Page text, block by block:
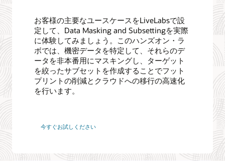
お客様の主要なユースケースをLiveLabsで設
定して、Data Masking and Subsettingを実際
に体験してみましょう。このハンズオン・ラ
ボでは、機密データを特定して、それらのデ
ータを非本番用にマスキングし、ターゲット
を絞ったサブセットを作成することでフット
プリントの削減とクラウドへの移行の高速化
を行います。
今すぐお試しください